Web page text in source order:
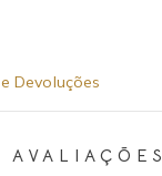
Devoluções
AVALIAÇÕES